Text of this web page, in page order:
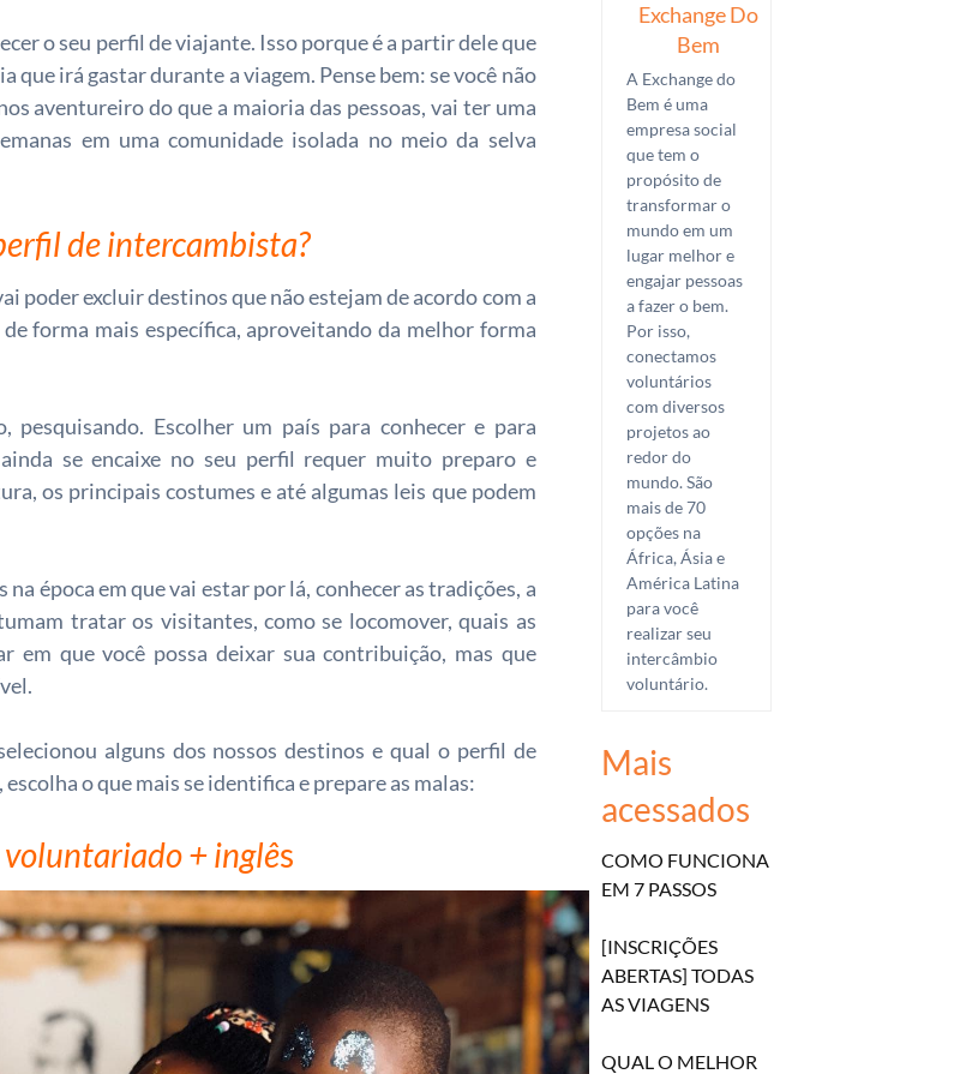
o seu perfil de viajante. Isso porque é a partir dele que
irá gastar durante a viagem. Pense bem: se você não
aventureiro do que a maioria das pessoas, vai ter uma
em uma comunidade isolada no meio da selva
de intercambista?
poder excluir destinos que não estejam de acordo com a
forma mais específica, aproveitando da melhor forma
Escolher um país para conhecer e para
se encaixe no seu perfil requer muito preparo e
os principais costumes e até algumas leis que podem
época em que vai estar por lá, conhecer as tradições, a
tratar os visitantes, como se locomover, quais as
em que você possa deixar sua contribuição, mas que
alguns dos nossos destinos e qual o perfil de
o que mais se identifica e prepare as malas:
+ inglês
Exchange Do
Bem
A Exchange do
Bem é uma
empresa social
que tem o
propósito de
transformar o
mundo em um
lugar melhor e
engajar pessoas
a fazer o bem.
Por isso,
conectamos
voluntários
com diversos
projetos ao
redor do
mundo. São
mais de 70
opções na
África, Ásia e
América Latina
para você
realizar seu
intercâmbio
voluntário.
Mais
acessados
COMO FUNCIONA
EM 7 PASSOS
[INSCRIÇÕES
ABERTAS] TODAS
AS VIAGENS
QUAL O MELHOR